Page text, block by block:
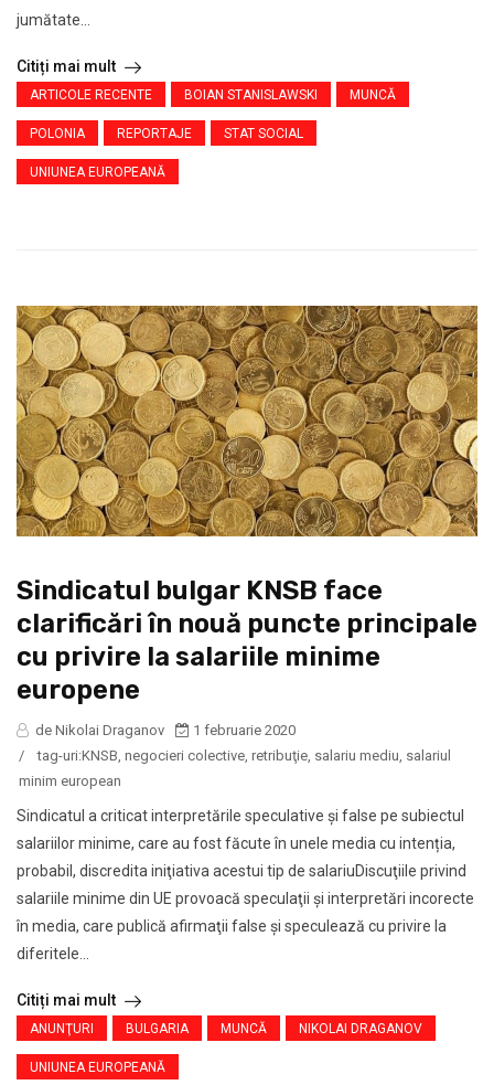
jumătate...
Citiți mai mult
ARTICOLE RECENTE BOIAN STANISLAWSKI MUNCĂ
POLONIA REPORTAJE STAT SOCIAL
UNIUNEA EUROPEANĂ
Sindicatul bulgar KNSB face
clarificări în nouă puncte principale
cu privire la salariile minime
europene
de Nikolai Draganov
1 februarie 2020
/
tag-uri:KNSB, negocieri colective, retribuţie, salariu mediu, salariul
minim european
Sindicatul a criticat interpretările speculative şi false pe subiectul
salariilor minime, care au fost făcute în unele media cu intenția,
probabil, discredita iniţiativa acestui tip de salariuDiscuţiile privind
salariile minime din UE provoacă speculaţii şi interpretări incorecte
în media, care publică afirmaţii false şi speculează cu privire la
diferitele...
Citiți mai mult
ANUNŢURI BULGARIA MUNCĂ NIKOLAI DRAGANOV
UNIUNEA EUROPEANĂ